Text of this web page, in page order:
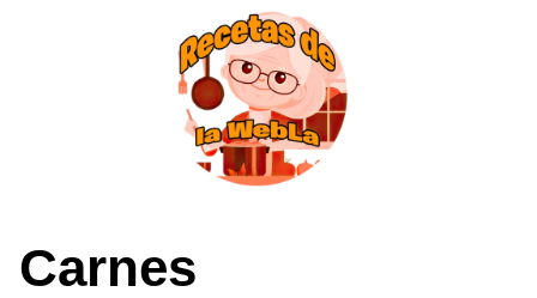
Carnes